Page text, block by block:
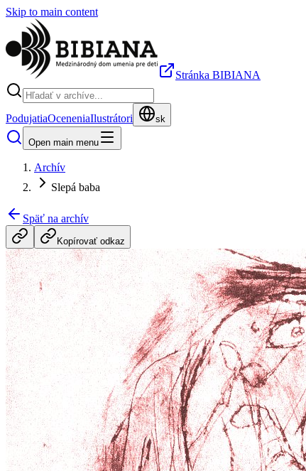
Skip to main content
Stránka BIBIANA
PodujatiaOceneniaIlustrátori sk
Open main menu
Archív
Slepá baba
Späť na archív
Kopírovať odkaz